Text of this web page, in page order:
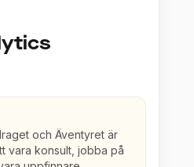
och Äventyret är
vara konsult, jobba på